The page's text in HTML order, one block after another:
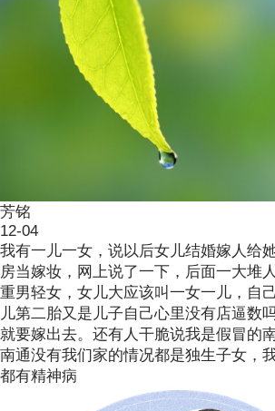
芳铭
12-04
我有一儿一女，说以后女儿结婚嫁人给
房当嫁妆，网上说了一下，后面一大堆
重男轻女，女儿大应该叫一女一儿，自
儿第二胎又是儿子自己心里没有店逼数
就要嫁出去。还有人干脆说我是假冒的
南通没有我们家的情况都是独生子女，
都有精神病